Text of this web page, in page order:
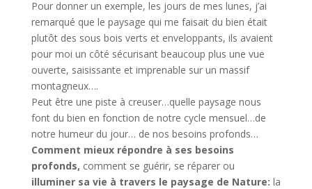
Pour donner un exemple, les jours de mes lunes, j’ai
remarqué que le paysage qui me faisait du bien était
plutôt des sous bois verts et enveloppants, ils avaient
pour moi un côté sécurisant beaucoup plus une vue
ouverte, saisissante et imprenable sur un massif
montagneux….
Peut être une piste à creuser…quelle paysage nous
font du bien en fonction de notre cycle mensuel…de
notre humeur du jour… de nos besoins profonds…
Comment mieux répondre à ses besoins
profonds, comment se guérir, se réparer ou
illuminer sa vie à travers le paysage de Nature: la